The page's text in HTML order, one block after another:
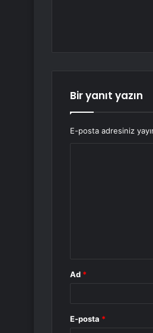
Bir yanıt yazın
E-posta adresiniz
Ad *
E-posta *